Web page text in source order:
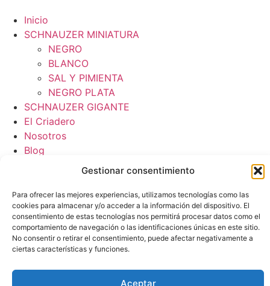
Gestionar consentimiento
Para ofrecer las mejores experiencias, utilizamos tecnologías como las
cookies para almacenar y/o acceder a la información del dispositivo. El
consentimiento de estas tecnologías nos permitirá procesar datos como el
comportamiento de navegación o las identificaciones únicas en este sitio.
No consentir o retirar el consentimiento, puede afectar negativamente a
ciertas características y funciones.
Aceptar
Inicio
SCHNAUZER MINIATURA
NEGRO
BLANCO
SAL Y PIMIENTA
NEGRO PLATA
SCHNAUZER GIGANTE
El Criadero
Nosotros
Blog